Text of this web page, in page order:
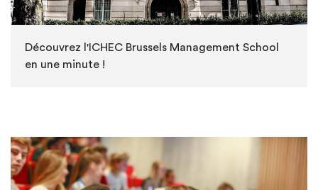
Découvrez l'ICHEC Brussels Management School
en une minute !